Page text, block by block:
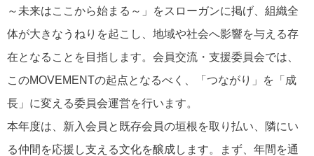
～未来はここから始まる～」をスローガンに掲げ、組織全
体が大きなうねりを起こし、地域や社会へ影響を与える存
在となることを目指します。会員交流・支援委員会では、
このMOVEMENTの起点となるべく、「つながり」を「成
長」に変える委員会運営を行います。
本年度は、新入会員と既存会員の垣根を取り払い、隣にい
る仲間を応援し支える文化を醸成します。まず、年間を通